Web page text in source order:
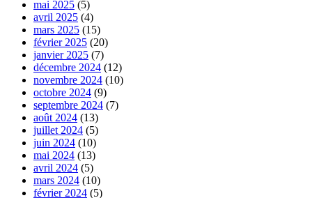
mai 2025 (5)
avril 2025 (4)
mars 2025 (15)
février 2025 (20)
janvier 2025 (7)
décembre 2024 (12)
novembre 2024 (10)
octobre 2024 (9)
septembre 2024 (7)
août 2024 (13)
juillet 2024 (5)
juin 2024 (10)
mai 2024 (13)
avril 2024 (5)
mars 2024 (10)
février 2024 (5)